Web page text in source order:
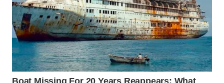
WAHANA
TANI
WAHANA
ADVOKAT